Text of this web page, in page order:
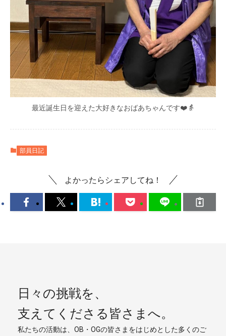
最近誕生日を迎えた大好きなおばあちゃんです❤️👵
部員日記
よかったらシェアしてね！
日々の挑戦を、
支えてくださる皆さまへ。
私たちの活動は、OB・OGの皆さまをはじめとした多くのご